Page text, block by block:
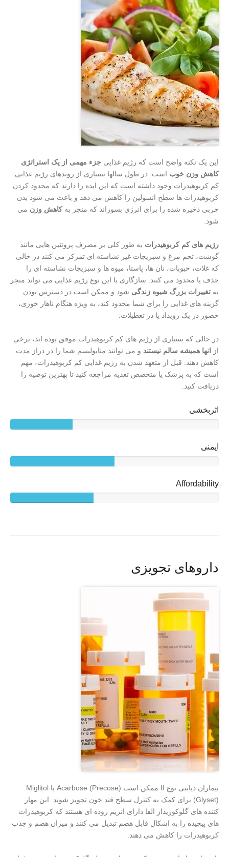
این یک نکته واضح است که رژیم غذایی جزء مهمی از یک استراتژی
کاهش وزن خوب است. در طول سالها بسیاری از روندهای رژیم غذایی
کم کربوهیدرات وجود داشته است که این ایده را دارند که محدود کردن
کربوهیدرات ها سطح انسولین را کاهش می دهد و باعث می شود بدن
چربی ذخیره شده را برای انرژی بسوزاند که منجر بهکاهش وزن می
شود.
رژیم های کم کربوهیدرات به طور کلی بر مصرف پروتئین هایی مانند
گوشت، تخم مرغ و سبزیجات غیر نشاسته ای تمرکز می کنند در حالی
که غلات، حبوبات، نان ها، پاستا، میوه ها و سبزیجات نشاسته ای را
حذف یا محدود می کنند. سازگاری با این نوع رژیم غذایی می تواند منجر
به تغییرات بزرگ شیوه زندگی شود و ممکن است در دسترس بودن
گزینه های غذایی را برای شما محدود کند، به ویژه هنگام ناهار خوری،
حضور در یک رویداد یا در تعطیلات.
در حالی که بسیاری از رژیم های کم کربوهیدرات موفق بوده اند، برخی
از
انها همیشه سالم نیستند و می توانند متابولیسم شما را در دراز مدت
کاهش دهند. قبل از متعهد شدن به رژیم غذایی کم کربوهیدرات، مهم
است که به پزشک یا متخصص تغذیه مراجعه کنید تا بهترین توصیه را
دریافت کنید.
اثربخشی
ایمنی
Affordability
داروهای تجویزی
بیماران دیابتی نوع II ممکن است Acarbose (Precose) یا Miglitol
(Glyset) برای کمک به کنترل سطح قند خون تجویز شوند. این مهار
کننده های گلوکوزیداز الفا دارای انزیم روده ای هستند که کربوهیدرات
های پیچیده را به اشکال قابل هضم تبدیل می کنند و میزان هضم و جذب
کربوهیدرات را کاهش می دهند.